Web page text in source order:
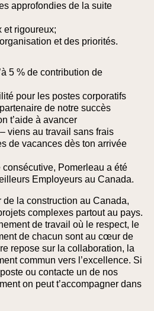
approfondies de la suite
et rigoureux;
et des priorités.
5 % de contribution de
pour les postes corporatifs
de notre succès
t’aide à avancer
viens au travail sans frais
de vacances dès ton arrivée
Pomerleau a été
Employeurs au Canada.
la construction au Canada,
complexes partout au pays.
de travail où le respect, le
de chacun sont au cœur de
repose sur la collaboration, la
commun vers l’excellence. Si
ou contacte un de nos
on peut t’accompagner dans